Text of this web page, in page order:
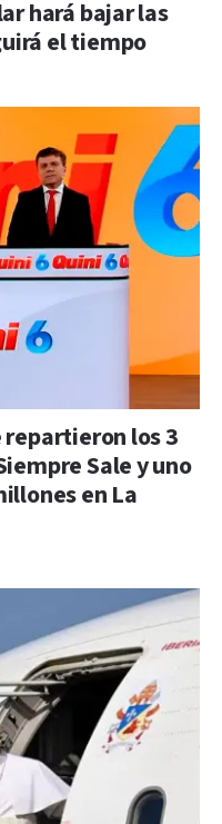
hará bajar las
el tiempo
repartieron los 3
Sale y uno
en La